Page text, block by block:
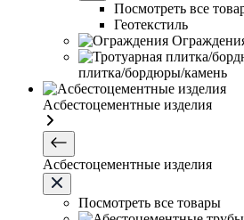
Посмотреть все
Геотекстиль
плитка/бордюры/камень
Асбестоцементные изделия
Асбестоцементные изделия
Посмотреть все товары